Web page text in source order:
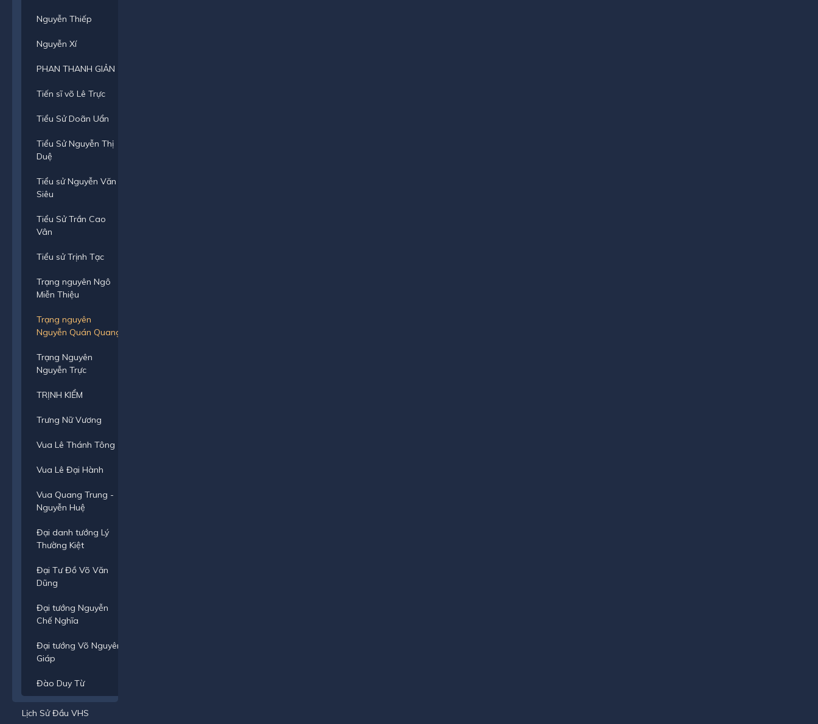
Nguyễn Thiếp
Nguyễn Xí
PHAN THANH GIẢN
Tiến sĩ võ Lê Trực
Tiểu Sử Doãn Uẩn
Tiểu Sử Nguyễn Thị
Duệ
Tiểu sử Nguyễn Văn
Siêu
Tiểu Sử Trần Cao
Vân
Tiểu sử Trịnh Tạc
Trạng nguyên Ngô
Miễn Thiệu
Trạng nguyên
Nguyễn Quán Quang
Trạng Nguyên
Nguyễn Trực
TRỊNH KIỂM
Trưng Nữ Vương
Vua Lê Thánh Tông
Vua Lê Đại Hành
Vua Quang Trung -
Nguyễn Huệ
Đại danh tướng Lý
Thường Kiệt
Đại Tư Đồ Võ Văn
Dũng
Đại tướng Nguyễn
Chế Nghĩa
Đại tướng Võ Nguyên
Giáp
Đào Duy Từ
Lịch Sử Đầu VHS